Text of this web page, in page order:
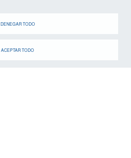
DENEGAR TODO
ACEPTAR TODO